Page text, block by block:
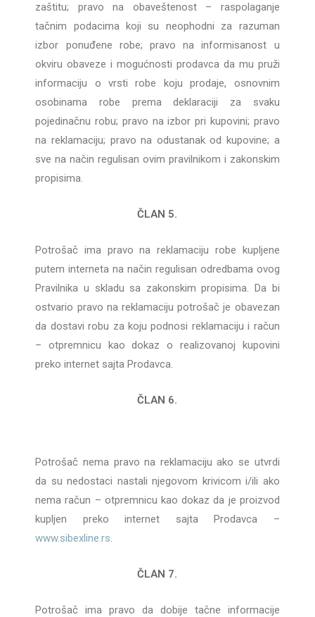
zaštitu; pravo na obaveštenost – raspolaganje
tačnim podacima koji su neophodni za razuman
izbor ponuđene robe; pravo na informisanost u
okviru obaveze i mogućnosti prodavca da mu pruži
informaciju o vrsti robe koju prodaje, osnovnim
osobinama robe prema deklaraciji za svaku
pojedinačnu robu; pravo na izbor pri kupovini; pravo
na reklamaciju; pravo na odustanak od kupovine; a
sve na način regulisan ovim pravilnikom i zakonskim
propisima.
ČLAN 5.
Potrošač ima pravo na reklamaciju robe kupljene
putem interneta na način regulisan odredbama ovog
Pravilnika u skladu sa zakonskim propisima. Da bi
ostvario pravo na reklamaciju potrošač je obavezan
da dostavi robu za koju podnosi reklamaciju i račun
– otpremnicu kao dokaz o realizovanoj kupovini
preko internet sajta Prodavca.
ČLAN 6.
Potrošač nema pravo na reklamaciju ako se utvrdi
da su nedostaci nastali njegovom krivicom i/ili ako
nema račun – otpremnicu kao dokaz da je proizvod
kupljen preko internet sajta Prodavca –
www.sibexline.rs.
ČLAN 7.
Potrošač ima pravo da dobije tačne informacije